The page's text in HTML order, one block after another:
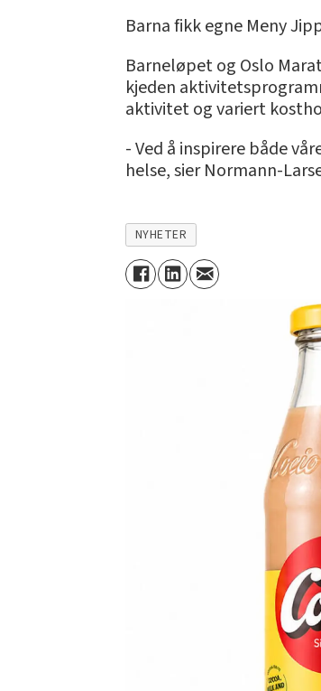
Barna fikk egne Meny
Barneløpet og Oslo
kjeden
aktivitet og variert
- Ved å inspirere både
helse, sier Normann-
NYHETER